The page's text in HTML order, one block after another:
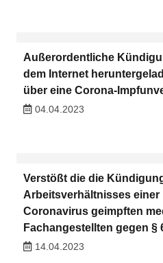
Außerordentliche
dem Internet
über eine Corona-
04.04.2023
Verstößt die die
Arbeitsverhältnisses einer
Coronavirus geimpften
Fachangestellten gegen §
14.04.2023